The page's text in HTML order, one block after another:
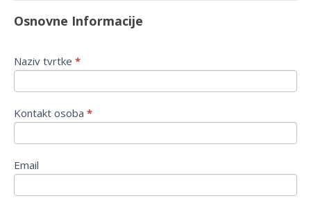
Osnovne Informacije
Naziv tvrtke *
Kontakt osoba *
Email